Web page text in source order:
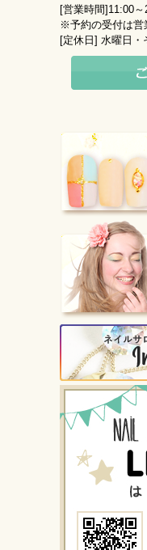
[営業時間] 11:00
※予約の受付は営
[定休日] 水曜日・